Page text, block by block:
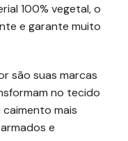
100% vegetal, o
e garante muito
são suas marcas
no tecido
mais
e